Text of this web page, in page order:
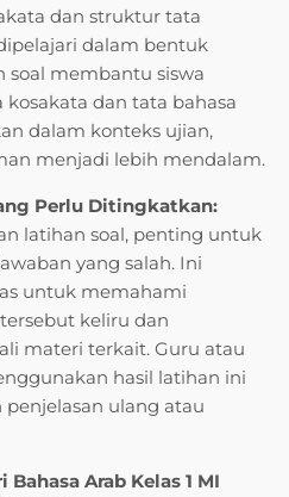
dan struktur tata
dalam bentuk
soal membantu siswa
dan tata bahasa
dalam konteks ujian,
menjadi lebih mendalam.
Perlu Ditingkatkan:
latihan soal, penting untuk
yang salah. Ini
untuk memahami
keliru dan
materi terkait. Guru atau
hasil latihan ini
ulang atau
Arab Kelas 1 MI